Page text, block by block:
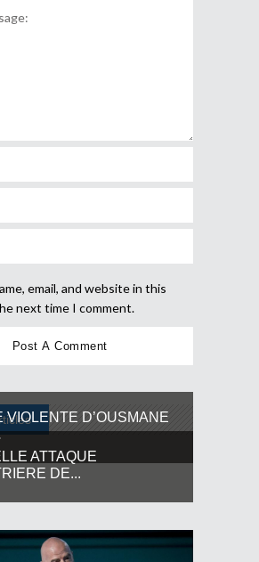
email, and website in this
next time I comment.
VIOLENTE D’OUSMANE
ATTAQUE
DE...